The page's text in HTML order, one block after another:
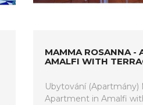
MAMMA ROSANNA -
AMALFI WITH
Ubytování (Apartmány)
Apartment in Amalfi